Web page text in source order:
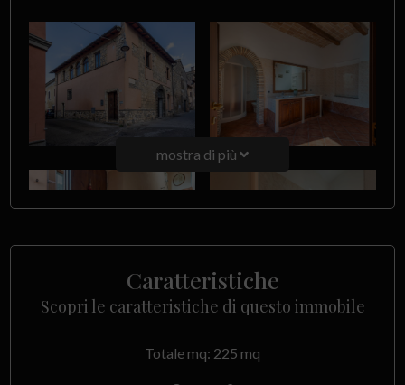
mostra di più
Caratteristiche
Scopri le caratteristiche di questo immobile
Totale mq: 225 mq